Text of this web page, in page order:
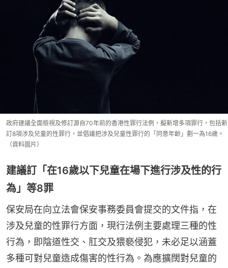
政府建議全面檢視及修訂源自70年前的香港性罪行法例，擬新增多項罪行，包括新
訂8項涉及兒童的性罪行，並倡議把涉及兒童性罪行的「同意年齡」劃一為16歲。
（資料圖片）
建議訂「在16歲以下兒童在場下進行涉及性的行
為」等8罪
保安局在向立法會保安事務委員會提交的文件指，在
涉及兒童的性罪行方面，現行法例主要處理三種的性
行為，即陰道性交、肛交及猥褻侵犯，未必足以涵蓋
多種可對兒童造成傷害的性行為。為應擴闊對兒童的